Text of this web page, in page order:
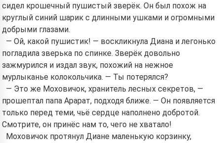
сидел крошечный пушистый зверёк. Он был похож на
круглый синий шарик с длинными ушками и огромными
добрыми глазами.
— Ой, какой пушистик! — воскликнула Диана и легонько
погладила зверька по спинке. Зверёк довольно
зажмурился и издал звук, похожий на нежное
мурлыканье колокольчика. — Ты потерялся?
— Это же Моховичок, хранитель лесных секретов, —
прошептал папа Арарат, подходя ближе. — Он появляется
только перед теми, чьё сердце наполнено добротой.
Смотрите, он принёс нам то, чего не хватало!
Моховичок протянул Диане маленькую корзинку,